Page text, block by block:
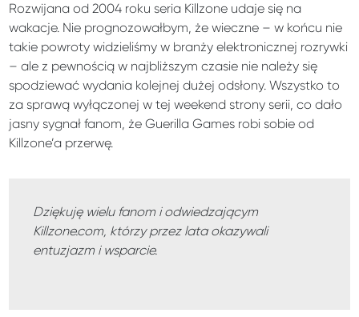
Rozwijana od 2004 roku seria Killzone udaje się na
wakacje. Nie prognozowałbym, że wieczne – w końcu nie
takie powroty widzieliśmy w branży elektronicznej rozrywki
– ale z pewnością w najbliższym czasie nie należy się
spodziewać wydania kolejnej dużej odsłony. Wszystko to
za sprawą wyłączonej w tej weekend strony serii, co dało
jasny sygnał fanom, że Guerilla Games robi sobie od
Killzone’a przerwę.
Dziękuję wielu fanom i odwiedzającym
Killzone.com, którzy przez lata okazywali
entuzjazm i wsparcie.